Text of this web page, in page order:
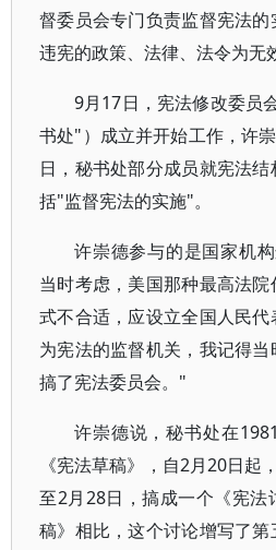
督委员会专门负责监督宪法
违宪的政策、法律、法令为无
9月17日，宪法修改委员
书处"）成立并开始工作，许
日，秘书处部分成员就宪法
括"监督宪法的实施"。
许崇德参与的是国家机
当时考虑，美国那种最高法
式不合适，应设立全国人民
为宪法的监督机关，我记得
搞了宪法委员会。"
许崇德说，秘书处在
《宪法草稿》，自2月20日起
至2月28日，搞成一个《宪法
稿》相比，这个讨论增写了第